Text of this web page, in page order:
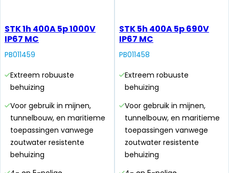
STK 1h 400A 5p 1000V
IP67 MC
PB011459
Extreem robuuste
behuizing
Voor gebruik in mijnen,
tunnelbouw, en maritieme
toepassingen vanwege
zoutwater resistente
behuizing
STK 5h 400A 5p 690V
IP67 MC
PB011458
Extreem robuuste
behuizing
Voor gebruik in mijnen,
tunnelbouw, en maritieme
toepassingen vanwege
zoutwater resistente
behuizing